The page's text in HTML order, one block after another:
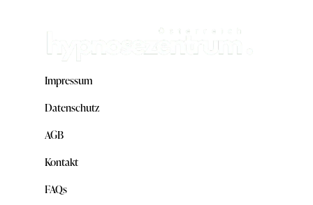
Impressum
Datenschutz
AGB
Kontakt
FAQs